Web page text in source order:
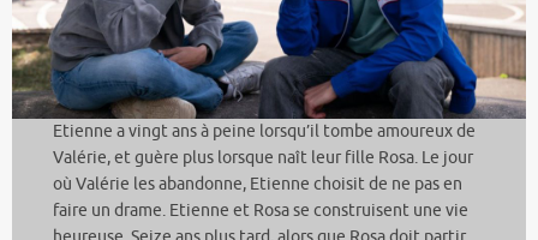
Etienne a vingt ans à peine lorsqu’il tombe amoureux de
Valérie, et guère plus lorsque naît leur fille Rosa. Le jour
où Valérie les abandonne, Etienne choisit de ne pas en
faire un drame. Etienne et Rosa se construisent une vie